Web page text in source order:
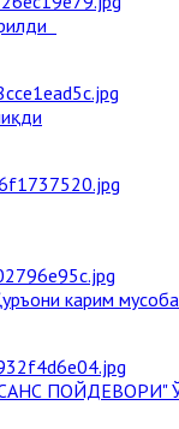
карим